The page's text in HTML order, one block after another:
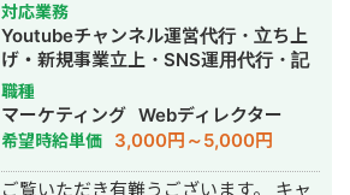
対応業務
Youtubeチャンネル運営代行・立ち上
げ・新規事業立上・SNS運用代行・記
事作成代行・ライティング・動画制
作・動画編集・営業代行
職種
マーケティング Webディレクター
希望時給単価 3,000円～5,000円
ご覧いただき有難うございます。 キャ